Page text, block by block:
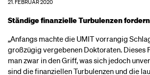
21. FEBRUAR 2020
Ständige finanzielle Turbulenzen
„Anfangs machte die UMIT vorrangig
großzügig vergebenen Doktoraten. Dieses
man zwar in den Griff, was sich jedoch
sind die finanziellen Turbulenzen und die